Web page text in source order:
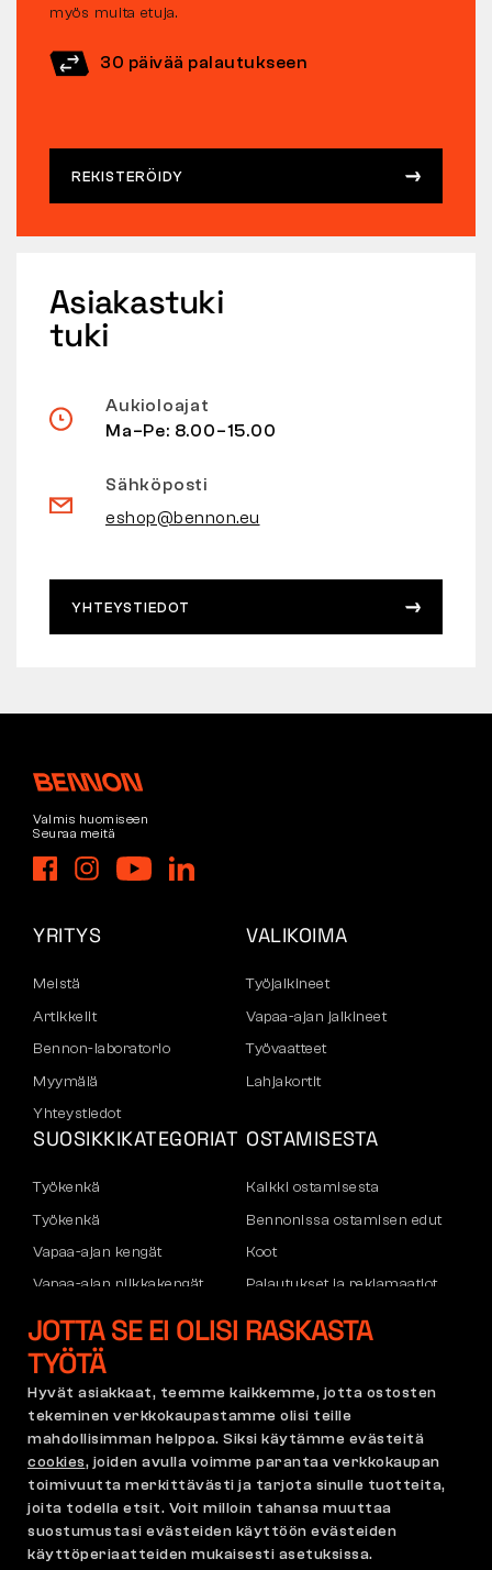
myös muita etuja.
30 päivää palautukseen
REKISTERÖIDY
Asiakastuki
tuki
Aukioloajat
Ma–Pe: 8.00–15.00
Sähköposti
eshop@bennon.eu
YHTEYSTIEDOT
Valmis huomiseen
Seuraa meitä
YRITYS
Meistä
Artikkelit
Bennon-laboratorio
Myymälä
Yhteystiedot
VALIKOIMA
Työjalkineet
Vapaa-ajan jalkineet
Työvaatteet
Lahjakortit
SUOSIKKIKATEGORIAT
Työkenkä
Työkenkä
Vapaa-ajan kengät
Vapaa-ajan nilkkakengät
Housut
Hupparit
OSTAMISESTA
Kaikki ostamisesta
Bennonissa ostamisen edut
Koot
Palautukset ja reklamaatiot
Kuljetus ja maksu
Reklamaatiot ja takuu
Käyttöehdot
Reklamaatiopolitiikka
Cookie-asetukset
GDPR
Suomi | Suomi
JOTTA SE EI OLISI RASKASTA
TYÖTÄ
Hyvät asiakkaat, teemme kaikkemme, jotta ostosten
tekeminen verkkokaupastamme olisi teille
mahdollisimman helppoa. Siksi käytämme evästeitä
cookies, joiden avulla voimme parantaa verkkokaupan
toimivuutta merkittävästi ja tarjota sinulle tuotteita,
joita todella etsit. Voit milloin tahansa muuttaa
suostumustasi evästeiden käyttöön evästeiden
käyttöperiaatteiden mukaisesti asetuksissa.